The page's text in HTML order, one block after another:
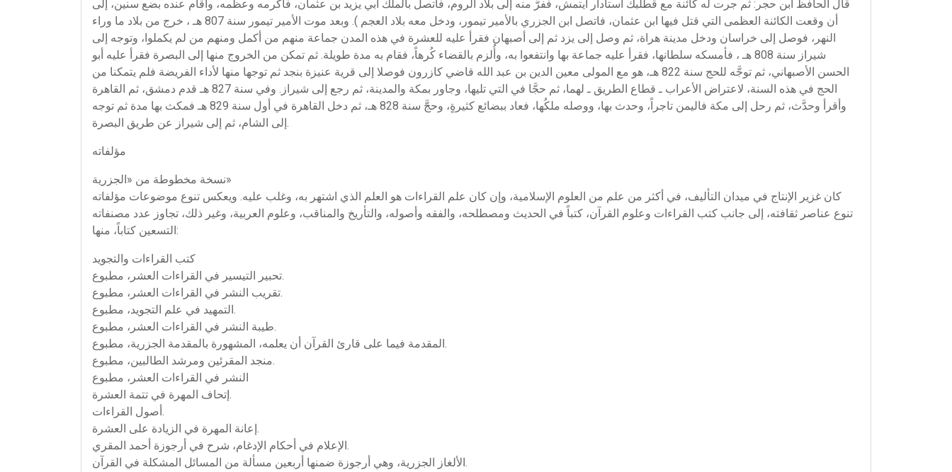
قال الحافظ ابن حجر: ثم جرت له كائنة مع قطلبك استادار أيتمش، ففرَّ منه إلى بلاد الروم، فاتصل بالملك أبي يزيد بن عثمان، فأكرمه وعظمه، وأقام عنده بضع سنين، إلى
أن وقعت الكائنة العظمى التي قتل فيها ابن عثمان، فاتصل ابن الجزري بالأمير تيمور، ودخل معه بلاد العجم ). وبعد موت الأمير تيمور سنة 807 هـ ، خرج من بلاد ما وراء
النهر، فوصل إلى خراسان ودخل مدينة هراة، ثم وصل إلى يزد ثم إلى أصبهان فقرأ عليه للعشرة في هذه المدن جماعة منهم من أكمل ومنهم من لم يكملوا، وتوجه إلى
شيراز سنة 808 هـ ، فأمسكه سلطانها، فقرأ عليه جماعة بها وانتفعوا به، وأُلزم بالقضاء كُرهاً، فقام به مدة طويلة. ثم تمكن من الخروج منها إلى البصرة فقرأ عليه أبو
الحسن الأصبهاني، ثم توجَّه للحج سنة 822 هـ، هو مع المولى معين الدين بن عبد الله قاضي كازرون فوصلا إلى قرية عنيزة بنجد ثم توجها منها لأداء الفريضة فلم يتمكنا من
الحج في هذه السنة، لاعتراض الأعراب ـ قطاع الطريق ـ لهما، ثم حجَّا في التي تليها، وجاور بمكة والمدينة، ثم رجع إلى شيراز. وفي سنة 827 هـ قدم دمشق، ثم القاهرة
وأقرأ وحدَّث، ثم رحل إلى مكة فاليمن تاجراً، وحدث بها، ووصله ملكُها، فعاد ببضائع كثيرةٍ، وحجَّ سنة 828 هـ، ثم دخل القاهرة في أول سنة 829 هـ فمكث بها مدة ثم توجه
إلى الشام، ثم إلى شيراز عن طريق البصرة.
مؤلفاته
نسخة مخطوطة من «الجزرية»
كان غزير الإنتاج في ميدان التأليف، في أكثر من علم من العلوم الإسلامية، وإن كان علم القراءات هو العلم الذي اشتهر به، وغلب عليه. ويعكس تنوع موضوعات مؤلفاته
تنوع عناصر ثقافته، إلى جانب كتب القراءات وعلوم القرآن، كتباً في الحديث ومصطلحه، والفقه وأصوله، والتأريخ والمناقب، وعلوم العربية، وغير ذلك، تجاوز عدد مصنفاته
التسعين كتاباً، منها:
كتب القراءات والتجويد
تحبير التيسير في القراءات العشر، مطبوع.
تقريب النشر في القراءات العشر، مطبوع.
التمهيد في علم التجويد، مطبوع.
طيبة النشر في القراءات العشر، مطبوع.
المقدمة فيما على قارئ القرآن أن يعلمه، المشهورة بالمقدمة الجزرية، مطبوع.
منجد المقرئين ومرشد الطالبين، مطبوع.
النشر في القراءات العشر، مطبوع
إتحاف المهرة في تتمة العشرة.
أصول القراءات.
إعانة المهرة في الزيادة على العشرة.
الإعلام في أحكام الإدغام، شرح في أرجوزة أحمد المقري.
الألغاز الجزرية، وهي أرجوزة ضمنها أربعين مسألة من المسائل المشكلة في القرآن.